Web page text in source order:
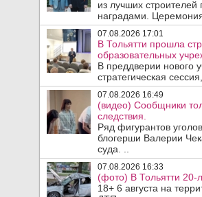
из лучших
наградами.
07.08.2026 17:01
В Тольятти прошла
образовательных
В преддверии нового
стратегическая
07.08.2026 16:49
(видео) Сообщники
следствия.
Ряд фигурантов
блогерши Валерии
суда. ..
07.08.2026 16:33
(фото) В Тольятти 20-
18+ 6 августа на